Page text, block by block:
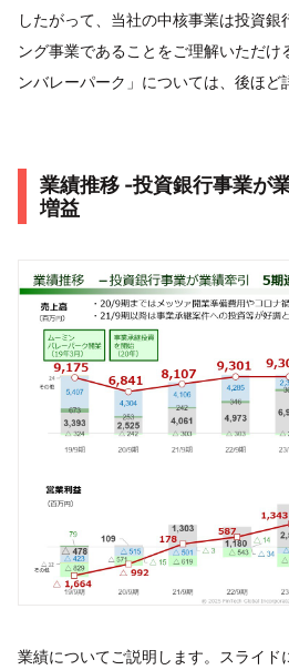
したがって、当社の中核事業は投資銀
ング事業であることをご理解いただけ
ンバレーパーク」については、後ほど
業績推移 -投資銀行事業が
増益
業績についてご説明します。スライド